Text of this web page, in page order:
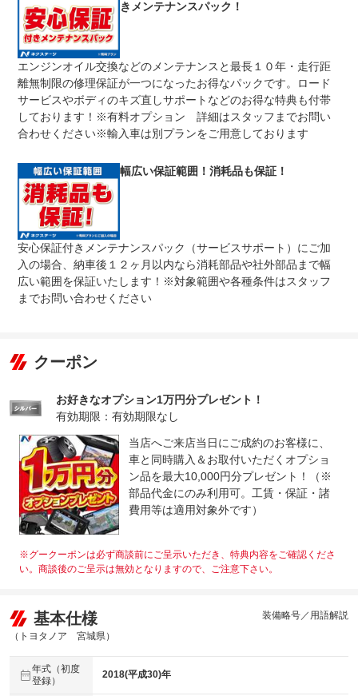
上限金額
車両本体価格
期間中は何度でも修理可能！修理金額は車両本体価格の１
００％までしっかり保証します。車両本体価格５０万円以
下の場合は５０万円まで保証します。
免責金
無し
保証修理の対象となる場合は、お客様の費用負担は一切ご
ざいません。
保証修理
受付先
全国のネクステージで受付可能！ご遠方でネクステージに
持ち込めないお客様も保証修理はお受け頂けます。詳細
法定整備
整備付 法定12ヶ月または法定24ヶ月点検整備付
※車検なし・車検整備付の場合は法定24ヶ月点検整備付
※商用車は6ヶ月または12ヶ月点検整備付
法定整備
について
１．契約後～納車までに法定点検を実施致します。 ２．
支払総額に整備代金を含んでおります。 ３．点検記録簿
が発行されます。
きメンテナンスパック！
エンジンオイル交換などのメンテナンスと最長１０年・走行距
離無制限の修理保証が一つになったお得なパックです。ロード
サービスやボディのキズ直しサポートなどのお得な特典も付帯
しております！※有料オプション 詳細はスタッフまでお問い
合わせください※輸入車は別プランをご用意しております
幅広い保証範囲！消耗品も保証！
安心保証付きメンテナンスパック（サービスサポート）にご加
入の場合、納車後１２ヶ月以内なら消耗部品や社外部品まで幅
広い範囲を保証いたします！※対象範囲や各種条件はスタッフ
までお問い合わせください
クーポン
お好きなオプション1万円分プレゼント！
有効期限：有効期限なし
当店へご来店当日にご成約のお客様に、
車と同時購入＆お取付いただくオプショ
ン品を最大10,000円分プレゼント！（※
部品代金にのみ利用可。工賃・保証・諸
費用等は適用対象外です）
※グークーポンは必ず商談前にご呈示いただき、特典内容をご確認くださ
い。商談後のご呈示は無効となりますので、ご注意下さい。
基本仕様
（トヨタノア 宮城県）
装備略号／用語解説
年式（初度
登録）
2018(平成30)年